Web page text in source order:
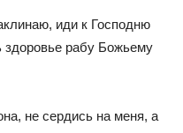
иди к Господню
здоровье рабу Божьему
не сердись на меня, а